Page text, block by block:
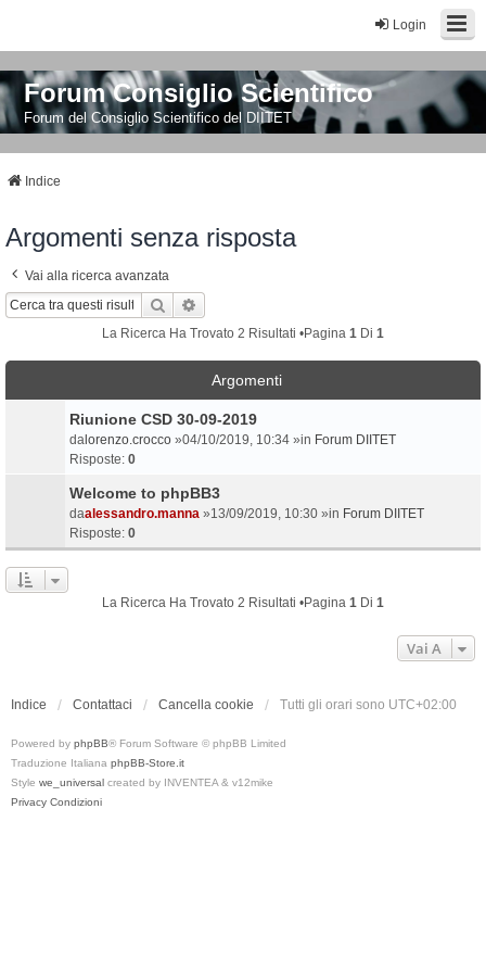
Login
Forum Consiglio Scientifico
Forum del Consiglio Scientifico del DIITET
Indice
Argomenti senza risposta
Vai alla ricerca avanzata
Cerca
La Ricerca Ha Trovato 2 Risultati •Pagina 1 Di 1
Argomenti
Riunione CSD 30-09-2019
da lorenzo.crocco »04/10/2019, 10:34 »in Forum DIITET
Risposte: 0
Welcome to phpBB3
daalessandro.manna »13/09/2019, 10:30 »in Forum DIITET
Risposte: 0
La Ricerca Ha Trovato 2 Risultati •Pagina 1 Di 1
Vai A
Indice Contattaci Cancella cookie Tutti gli orari sono UTC+02:00
Powered by phpBB® Forum Software © phpBB Limited
Traduzione Italiana phpBB-Store.it
Style we_universal created by INVENTEA & v12mike
Privacy Condizioni